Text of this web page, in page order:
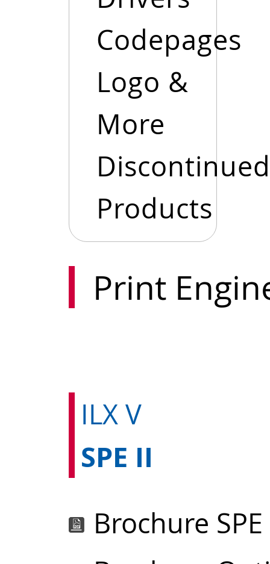
Codepages
Logo &
More
Discontinued
Products
Print
ILX V
SPE II
Brochure